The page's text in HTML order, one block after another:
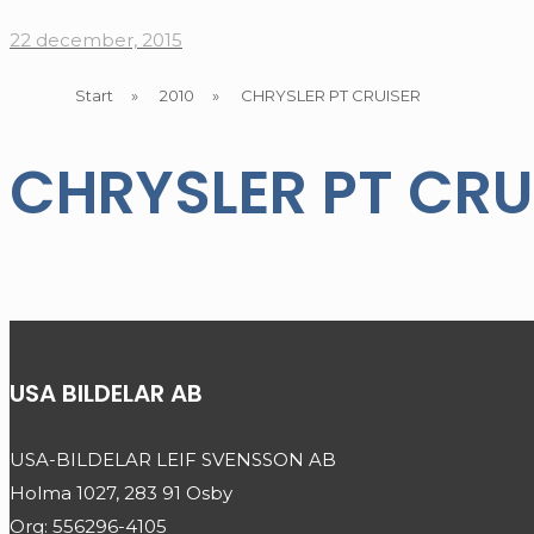
22 december, 2015
Start » 2010 » CHRYSLER PT CRUISER
CHRYSLER PT
USA BILDELAR AB
USA-BILDELAR LEIF SVENSSON AB
Holma 1027, 283 91 Osby
Org: 556296-4105